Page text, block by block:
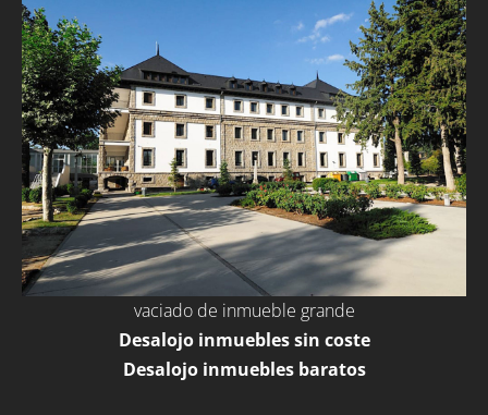
vaciado de inmueble grande
Desalojo inmuebles sin coste
Desalojo inmuebles baratos